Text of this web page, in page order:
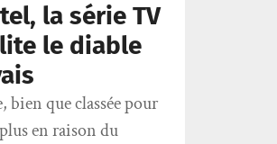
la série TV
le diable
bien que classée pour
en raison du